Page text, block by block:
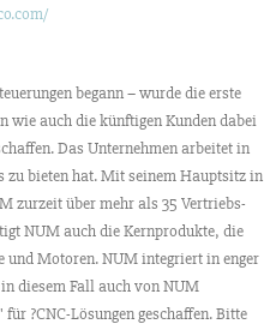
begann – wurde die erste
wie auch die künftigen Kunden dabei
Das Unternehmen arbeitet in
zu bieten hat. Mit seinem Hauptsitz in
zurzeit über mehr als 35 Vertriebs-
NUM auch die Kernprodukte, die
und Motoren. NUM integriert in enger
diesem Fall auch von NUM
?CNC-Lösungen geschaffen. Bitte